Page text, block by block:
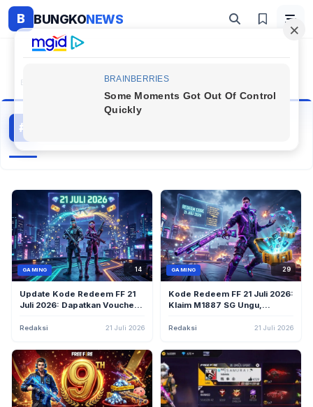
B BUNGKONEWS
Beranda #Kode Redeem Ff
#
Kode Redeem Ff
GAMING 14
Update Kode Redeem FF 21
Juli 2026: Dapatkan Voucher,
Sekarang Juga!
Redaksi 21 Juli 2026
GAMING 29
Kode Redeem FF 21 Juli 2026:
Klaim M1887 SG Ungu,
Garena Sekarang!
Redaksi 21 Juli 2026